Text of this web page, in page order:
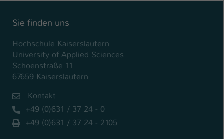
Sie finden uns
Hochschule Kaiserslautern
University of Applied Sciences
Schoenstraße 11
67659 Kaiserslautern
Kontakt
+49 (0)631 / 37 24 - 0
+49 (0)631 / 37 24 - 2105
Anbieter
Laufzeit 1 Tag
Dieser Cookie teilt der Webseite mit, ob
ein Besucher im Typo3-Backend